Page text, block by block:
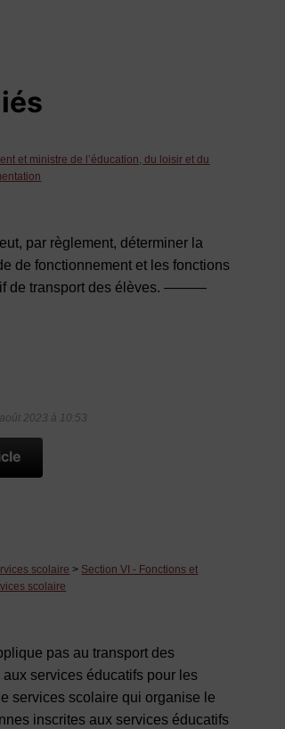
et ministre de l’éducation, du loisir et du
par règlement, déterminer la
de fonctionnement et les fonctions
de transport des élèves. ———
2023 à 10:53
scolaire > Section VI - Fonctions et
scolaire
pas au transport des
services éducatifs pour les
services scolaire qui organise le
inscrites aux services éducatifs